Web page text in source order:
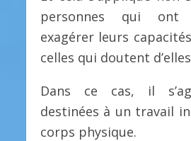
personnes qui ont
exagérer leurs
celles qui doutent
Dans ce cas, il
destinées à un travail
corps physique.